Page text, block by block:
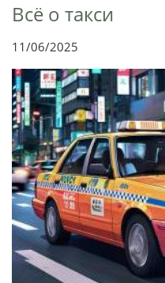
Всё о такси
11/06/2025